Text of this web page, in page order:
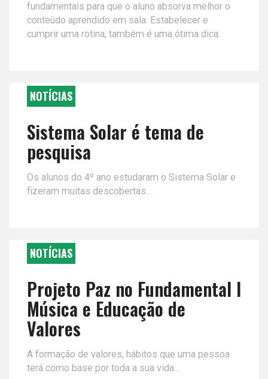
fundamentais para que o aluno absorva melhor o
conteúdo aprendido em sala. Estabelecer e
cumprir uma rotina, também é uma ótima dica.
NOTÍCIAS
Sistema Solar é tema de
pesquisa
Os alunos do 4º ano estudaram o Sistema Solar e
fizeram muitas descobertas...
NOTÍCIAS
Projeto Paz no Fundamental I
Música e Educação de
Valores
A formação de valores, hábitos que uma pessoa
terá como base por toda a sua vida...